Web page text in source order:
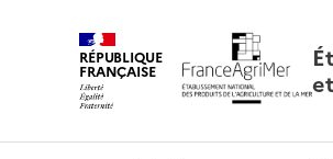
RÉPUBLIQUE
FRANÇAISE